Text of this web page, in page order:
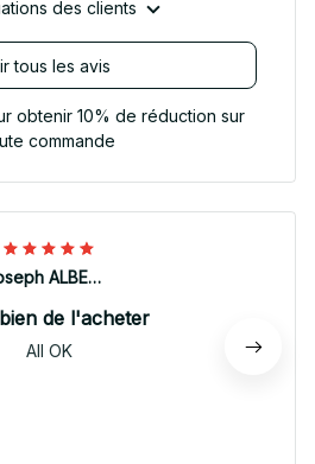
des clients
tous les avis
obtenir 10% de réduction sur
commande
Joseph ALBERTINI
de l'acheter
All OK